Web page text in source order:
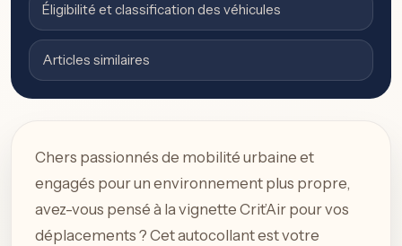
Éligibilité et classification des véhicules
Articles similaires
Chers passionnés de mobilité urbaine et
engagés pour un environnement plus propre,
avez-vous pensé à la vignette Crit’Air pour vos
déplacements ? Cet autocollant est votre